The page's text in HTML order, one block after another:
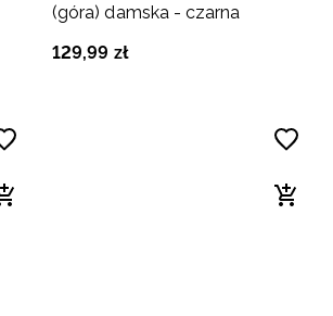
(góra) damska - czarna
129,99 zł